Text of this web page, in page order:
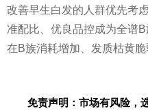
改善早生白发的人群优先考
准配比、优良品控成为全谱
在B族消耗增加、发质枯黄脆
免责声明：市场有风险，